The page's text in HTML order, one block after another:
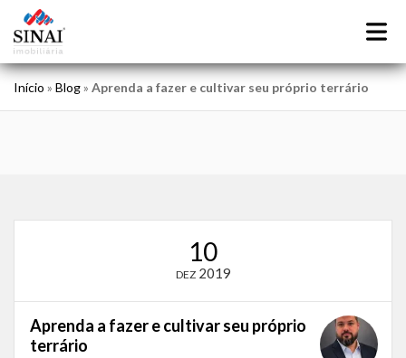
Início » Blog» Aprenda a fazer e cultivar seu próprio terrário
10
DEZ 2019
Aprenda a fazer e cultivar seu próprio
terrário